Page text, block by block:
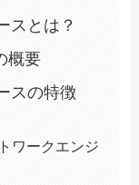
スとは？
概要
スの特徴
ワークエンジ